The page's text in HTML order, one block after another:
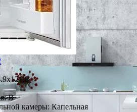
B
камеры: Капельная